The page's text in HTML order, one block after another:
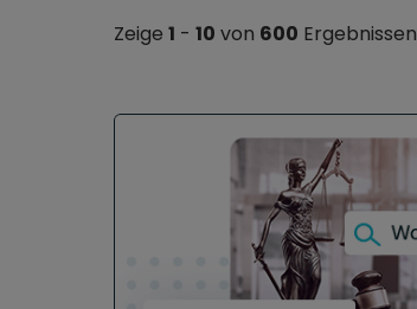
Zeige 1 - 10 von 600 Ergebnissen